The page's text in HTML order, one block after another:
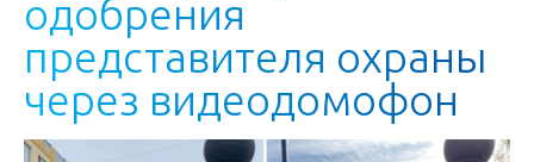
одобрения
представителя охраны
через видеодомофон